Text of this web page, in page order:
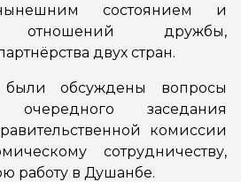
состоянием и
отношений дружбы,
двух стран.
обсуждены вопросы
заседания
комиссии
сотрудничеству,
работу в Душанбе.